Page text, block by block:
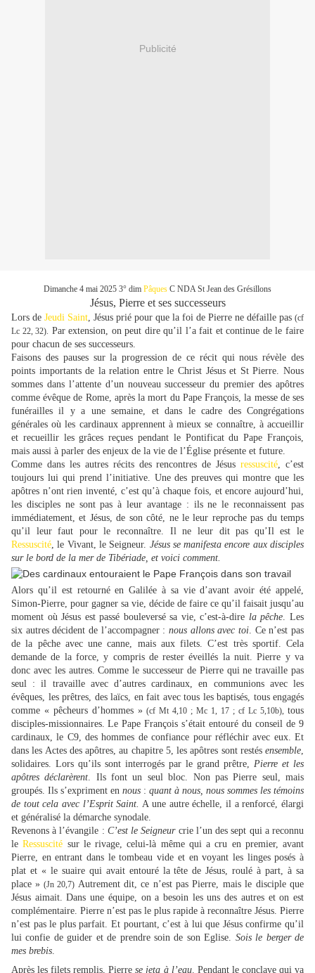
Publicité
Dimanche 4 mai 2025 3° dim Pâques C NDA St Jean des Grésillons
Jésus, Pierre et ses successeurs
Lors de Jeudi Saint, Jésus prié pour que la foi de Pierre ne défaille pas (cf
Lc 22, 32). Par extension, on peut dire qu’il l’a fait et continue de le faire
pour chacun de ses successeurs.
Faisons des pauses sur la progression de ce récit qui nous révèle des
points importants de la relation entre le Christ Jésus et St Pierre. Nous
sommes dans l’attente d’un nouveau successeur du premier des apôtres
comme évêque de Rome, après la mort du Pape François, la messe de ses
funérailles il y a une semaine, et dans le cadre des Congrégations
générales où les cardinaux apprennent à mieux se connaître, à accueillir
et recueillir les grâces reçues pendant le Pontificat du Pape François,
mais aussi à parler des enjeux de la vie de l’Église présente et future.
Comme dans les autres récits des rencontres de Jésusressuscité, c’est
toujours lui qui prend l’initiative. Une des preuves qui montre que les
apôtres n’ont rien inventé, c’est qu’à chaque fois, et encore aujourd’hui,
les disciples ne sont pas à leur avantage : ils ne le reconnaissent pas
immédiatement, et Jésus, de son côté, ne le leur reproche pas du temps
qu’il leur faut pour le reconnaître. Il ne leur dit pas qu’Il est le
Ressuscité, le Vivant, le Seigneur. Jésus se manifesta encore aux disciples
sur le bord de la mer de Tibériade, et voici comment.
Alors qu’il est retourné en Galilée à sa vie d’avant avoir été appelé,
Simon-Pierre, pour gagner sa vie, décide de faire ce qu’il faisait jusqu’au
moment où Jésus est passé bouleversé sa vie, c’est-à-dire la pêche. Les
six autres décident de l’accompagner : nous allons avec toi. Ce n’est pas
de la pêche avec une canne, mais aux filets. C’est très sportif. Cela
demande de la force, y compris de rester éveillés la nuit. Pierre y va
donc avec les autres. Comme le successeur de Pierre qui ne travaille pas
seul : il travaille avec d’autres cardinaux, en communions avec les
évêques, les prêtres, des laïcs, en fait avec tous les baptisés, tous engagés
comme « pêcheurs d’hommes » (cf Mt 4,10 ; Mc 1, 17 ; cf Lc 5,10b), tous
disciples-missionnaires. Le Pape François s’était entouré du conseil de 9
cardinaux, le C9, des hommes de confiance pour réfléchir avec eux. Et
dans les Actes des apôtres, au chapitre 5, les apôtres sont restés ensemble,
solidaires. Lors qu’ils sont interrogés par le grand prêtre, Pierre et les
apôtres déclarèrent. Ils font un seul bloc. Non pas Pierre seul, mais
groupés. Ils s’expriment en nous : quant à nous, nous sommes les témoins
de tout cela avec l’Esprit Saint. A une autre échelle, il a renforcé, élargi
et généralisé la démarche synodale.
Revenons à l’évangile : C’est le Seigneurcrie l’un des sept qui a reconnu
leRessuscité sur le rivage, celui-là même qui a cru en premier, avant
Pierre, en entrant dans le tombeau vide et en voyant les linges posés à
plat et « le suaire qui avait entouré la tête de Jésus, roulé à part, à sa
place » (Jn 20,7) Autrement dit, ce n’est pas Pierre, mais le disciple que
Jésus aimait. Dans une équipe, on a besoin les uns des autres et on est
complémentaire. Pierre n’est pas le plus rapide à reconnaître Jésus. Pierre
n’est pas le plus parfait. Et pourtant, c’est à lui que Jésus confirme qu’il
lui confie de guider et de prendre soin de son Eglise. Sois le berger de
mes brebis.
Après les filets remplis, Pierrese jeta à l’eau. Pendant le conclave qui va